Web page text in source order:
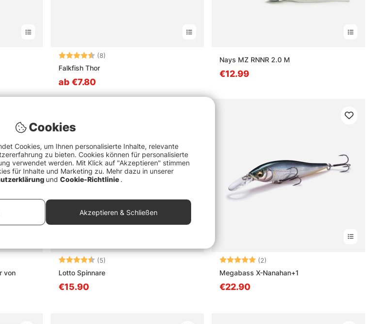
Bewertung:(8)
Falkfish Thor
ab €7.80
Nays MZ RNNR 2.0 M
€12.99
von
Bewertung:(5)
Lotto Spinnare
€15.90
Bewertung: (2)
Megabass X-Nanahan+1
€22.90
Cookies
Cookies, um Ihnen personalisierte Inhalte, relevante
zu bieten. Cookies können für personalisierte
verwendet werden. Mit Klick auf "Akzeptieren" stimmen
für Inhalte und Marketing zu. Mehr dazu in unserer
und Cookie-Richtlinie .
Akzeptieren & Schließen